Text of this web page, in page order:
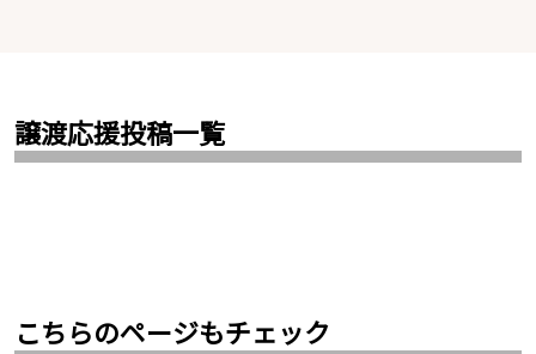
譲渡応援投稿一覧
こちらのページもチェック